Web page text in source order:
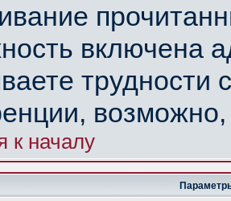
включена
трудности
к началу